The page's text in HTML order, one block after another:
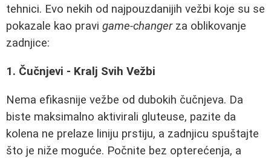
tehnici. Evo nekih od najpouzdanijih vežbi koje su se
pokazale kao pravi game-changerza oblikovanje
zadnjice:
1. Čučnjevi - Kralj Svih Vežbi
Nema efikasnije vežbe od dubokih čučnjeva. Da
biste maksimalno aktivirali gluteuse, pazite da
kolena ne prelaze liniju prstiju, a zadnjicu spuštajte
što je niže moguće. Počnite bez opterećenja, a